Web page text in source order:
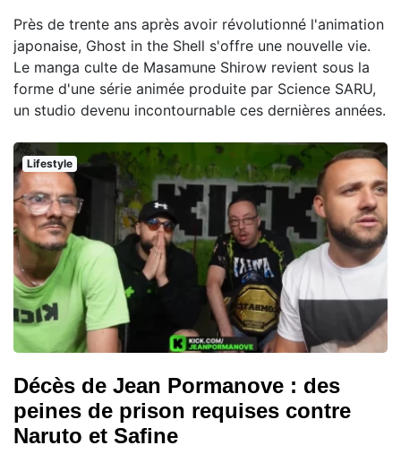
Près de trente ans après avoir révolutionné l'animation
japonaise, Ghost in the Shell s'offre une nouvelle vie.
Le manga culte de Masamune Shirow revient sous la
forme d'une série animée produite par Science SARU,
un studio devenu incontournable ces dernières années.
Lifestyle
Décès de Jean Pormanove : des
peines de prison requises contre
Naruto et Safine